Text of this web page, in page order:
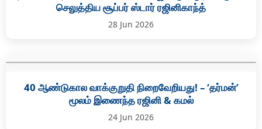
செலுத்திய சூப்பர் ஸ்டார் ரஜினிகாந்த்
28 Jun 2026
40 ஆண்டுகால வாக்குறுதி நிறைவேறியது! – ‘தர்மன்’
மூலம் இணைந்த ரஜினி & கமல்
24 Jun 2026